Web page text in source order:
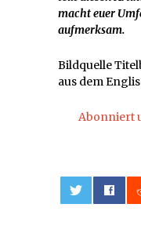
macht euer
aufmerksam.
Bildquelle
aus dem
Abonniert